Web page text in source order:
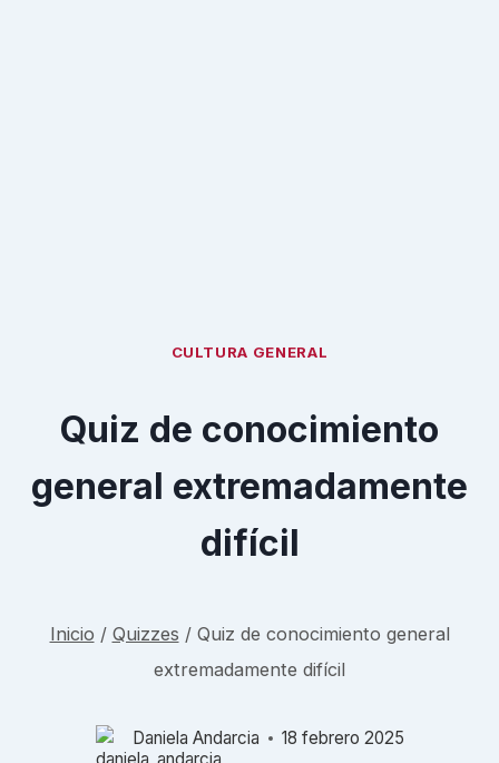
CULTURA GENERAL
Quiz de conocimiento
general extremadamente
difícil
Inicio / Quizzes / Quiz de conocimiento general
extremadamente difícil
Daniela Andarcia 18 febrero 2025